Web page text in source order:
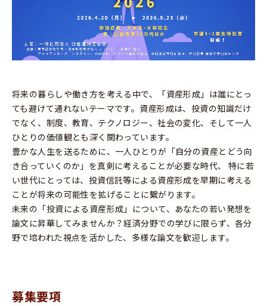
将来の暮らしや働き方を考える中で、「資産形成」は誰にとっ
ても避けて通れないテーマです。資産形成は、投資の知識だけ
でなく、制度、教育、テクノロジー、社会の変化、そして一人
ひとりの価値観とも深く関わっています。
豊かな人生を送るために、一人ひとりが「自分の資産とどう向
き合っていくのか」を真剣に考えることが必要な時代、 特に若
い世代にとっては、投資信託等による資産形成を早期に考える
ことが将来の可能性を拡げることに繋がります。
未来の「投資による資産形成」について、あなたの若い発想を
論文に昇華してみませんか？経済分野での学びに限らず、各分
野で培われた視点を活かした、多様な論文を歓迎します。
募集要項